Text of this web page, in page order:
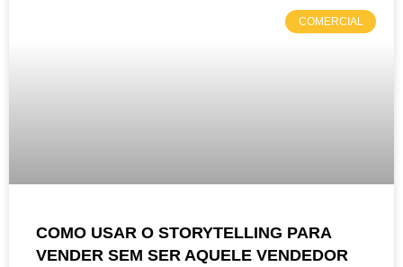
COMERCIAL
COMO USAR O STORYTELLING PARA
VENDER SEM SER AQUELE VENDEDOR